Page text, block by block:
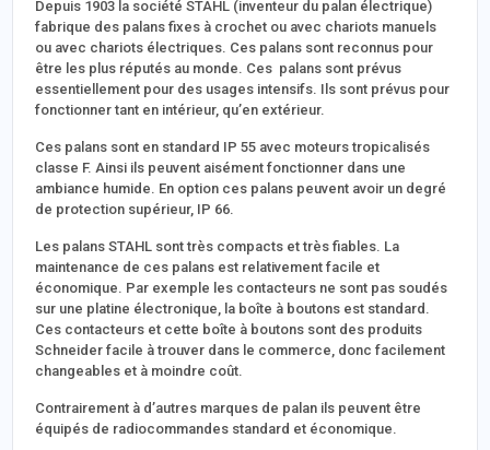
Depuis 1903 la société STAHL (inventeur du palan électrique)
fabrique des palans fixes à crochet ou avec chariots manuels
ou avec chariots électriques. Ces palans sont reconnus pour
être les plus réputés au monde. Ces palans sont prévus
essentiellement pour des usages intensifs. Ils sont prévus pour
fonctionner tant en intérieur, qu’en extérieur.
Ces palans sont en standard IP 55 avec moteurs tropicalisés
classe F. Ainsi ils peuvent aisément fonctionner dans une
ambiance humide. En option ces palans peuvent avoir un degré
de protection supérieur, IP 66.
Les palans STAHL sont très compacts et très fiables. La
maintenance de ces palans est relativement facile et
économique. Par exemple les contacteurs ne sont pas soudés
sur une platine électronique, la boîte à boutons est standard.
Ces contacteurs et cette boîte à boutons sont des produits
Schneider facile à trouver dans le commerce, donc facilement
changeables et à moindre coût.
Contrairement à d’autres marques de palan ils peuvent être
équipés de radiocommandes standard et économique.